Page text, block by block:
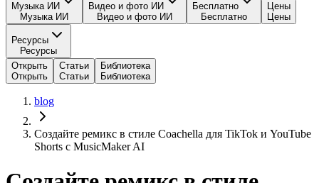
Музыка ИИ
Музыка ИИ
Видео и фото ИИ
Видео и фото ИИ
Бесплатно
Бесплатно
Цены
Цены
Ресурсы
Ресурсы
Открыть
Открыть
Статьи
Статьи
Библиотека
Библиотека
blog
Создайте ремикс в стиле Coachella для TikTok и YouTube
Shorts с MusicMaker AI